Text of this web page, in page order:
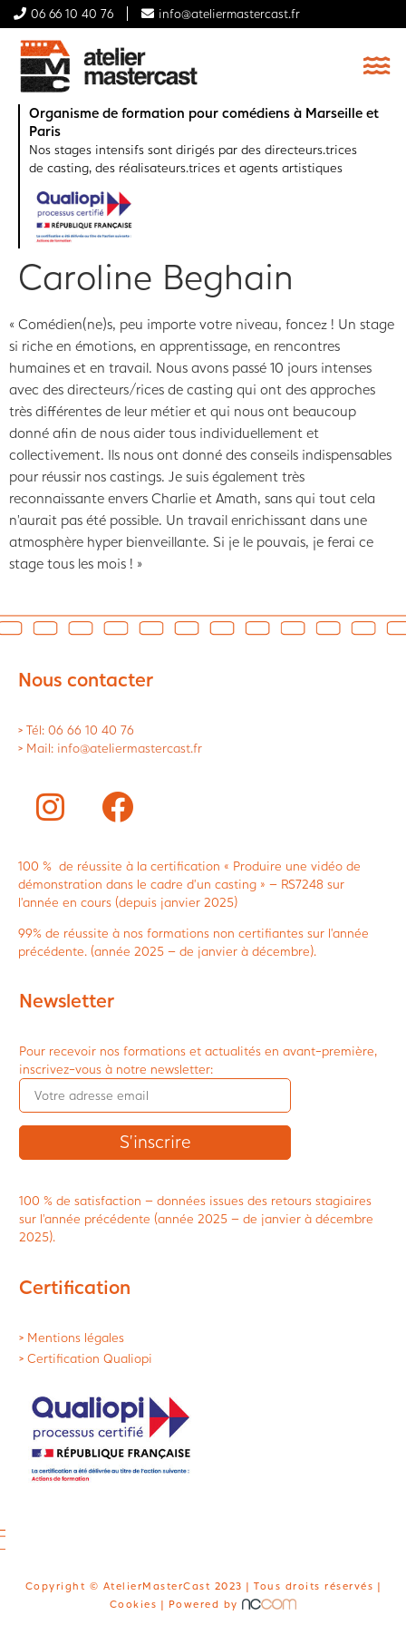
06 66 10 40 76 info@ateliermastercast.fr
Organisme de formation pour comédiens à Marseille et
Paris
Nos stages intensifs sont dirigés par des directeurs.trices
de casting, des réalisateurs.trices et agents artistiques
Caroline Beghain
« Comédien(ne)s, peu importe votre niveau, foncez ! Un stage
si riche en émotions, en apprentissage, en rencontres
humaines et en travail. Nous avons passé 10 jours intenses
avec des directeurs/rices de casting qui ont des approches
très différentes de leur métier et qui nous ont beaucoup
donné afin de nous aider tous individuellement et
collectivement. Ils nous ont donné des conseils indispensables
pour réussir nos castings. Je suis également très
reconnaissante envers Charlie et Amath, sans qui tout cela
n’aurait pas été possible. Un travail enrichissant dans une
atmosphère hyper bienveillante. Si je le pouvais, je ferai ce
stage tous les mois ! »
Nous contacter
> Tél: 06 66 10 40 76
> Mail: info@ateliermastercast.fr
100 % de réussite à la certification « Produire une vidéo de
démonstration dans le cadre d’un casting » – RS7248 sur
l’année en cours (depuis janvier 2025)
99% de réussite à nos formations non certifiantes sur l’année
précédente. (année 2025 – de janvier à décembre).
Newsletter
Pour recevoir nos formations et actualités en avant-première,
inscrivez-vous à notre newsletter:
100 % de satisfaction – données issues des retours stagiaires
sur l’année précédente (année 2025 – de janvier à décembre
2025).
Certification
> Mentions légales
> Certification Qualiopi
Copyright © AtelierMasterCast 2023 | Tous droits réservés |
Cookies | Powered by